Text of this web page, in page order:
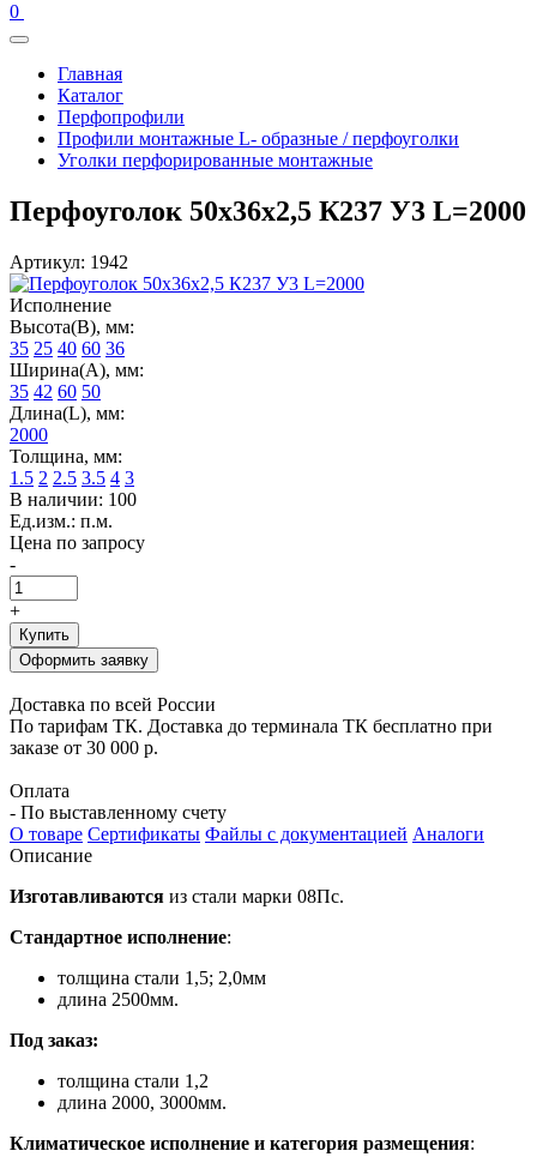
0
Главная
Каталог
Перфопрофили
Профили монтажные L- образные / перфоуголки
Уголки перфорированные монтажные
Перфоуголок 50х36х2,5 К237 У3 L=2000
Артикул: 1942
Исполнение
Высота(В), мм:
35 25 40 60 36
Ширина(А), мм:
35 42 60 50
Длина(L), мм:
2000
Толщина, мм:
1.5 2 2.5 3.5 4 3
В наличии: 100
Ед.изм.: п.м.
Цена по запросу
-
+
Купить
Оформить заявку
Доставка по всей России
По тарифам ТК. Доставка до терминала ТК бесплатно при
заказе от 30 000 р.
Оплата
- По выставленному счету
О товаре Сертификаты Файлы с документацией Аналоги
Описание
Изготавливаются из стали марки 08Пс.
Стандартное исполнение:
толщина стали 1,5; 2,0мм
длина 2500мм.
Под заказ:
толщина стали 1,2
длина 2000, 3000мм.
Климатическое исполнение и категория размещения: